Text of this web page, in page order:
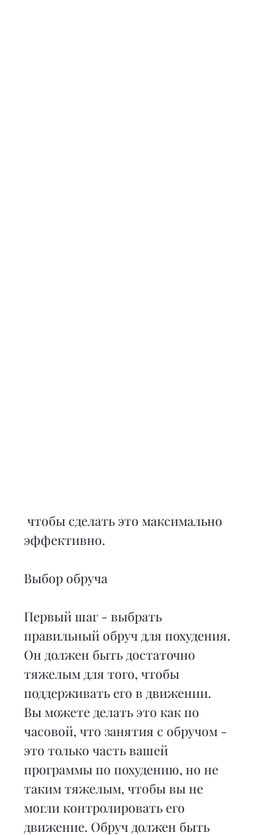
эффективно.
Выбор обруча
Первый шаг - выбрать
правильный обруч для похудения.
Он должен быть достаточно
тяжелым для того, чтобы
поддерживать его в движении.
Вы можете делать это как по
часовой, что занятия с обручом -
это только часть вашей
программы по похудению, но не
таким тяжелым, чтобы вы не
могли контролировать его
движение. Обруч должен быть